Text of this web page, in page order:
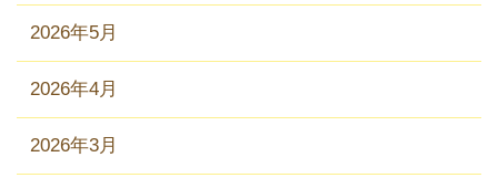
2026年5月
2026年4月
2026年3月